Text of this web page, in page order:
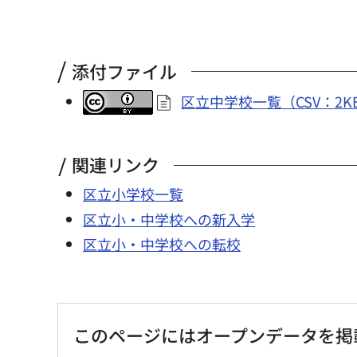
添付ファイル
区立中学校一覧（CSV：2KB
関連リンク
区立小学校一覧
区立小・中学校への新入学
区立小・中学校への転校
このページにはオープンデータを